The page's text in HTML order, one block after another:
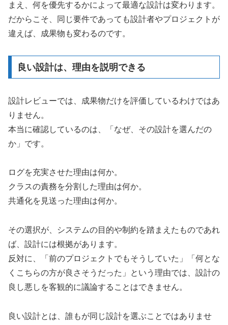
まえ、何を優先するかによって最適な設計は変わります。
だからこそ、同じ要件であっても設計者やプロジェクトが
違えば、成果物も変わるのです。
良い設計は、理由を説明できる
設計レビューでは、成果物だけを評価しているわけではあ
りません。
本当に確認しているのは、「なぜ、その設計を選んだの
か」です。
ログを充実させた理由は何か。
クラスの責務を分割した理由は何か。
共通化を見送った理由は何か。
その選択が、システムの目的や制約を踏まえたものであれ
ば、設計には根拠があります。
反対に、「前のプロジェクトでもそうしていた」「何とな
くこちらの方が良さそうだった」という理由では、設計の
良し悪しを客観的に議論することはできません。
良い設計とは、誰もが同じ設計を選ぶことではありませ